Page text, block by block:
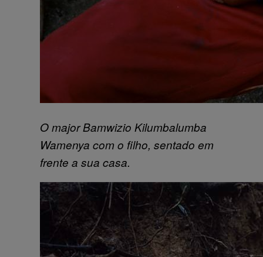
O major Bamwizio Kilumbalumba
Wamenya com o filho, sentado em
frente a sua casa.